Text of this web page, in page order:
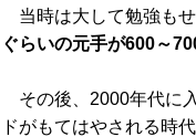
当時は大して勉強もせ
ぐらいの元手が600～
その後、2000年代に
ドがもてはやされる時